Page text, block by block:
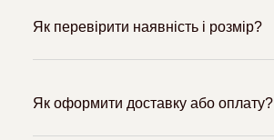
Як перевірити наявність і розмір?
Як оформити доставку або оплату?